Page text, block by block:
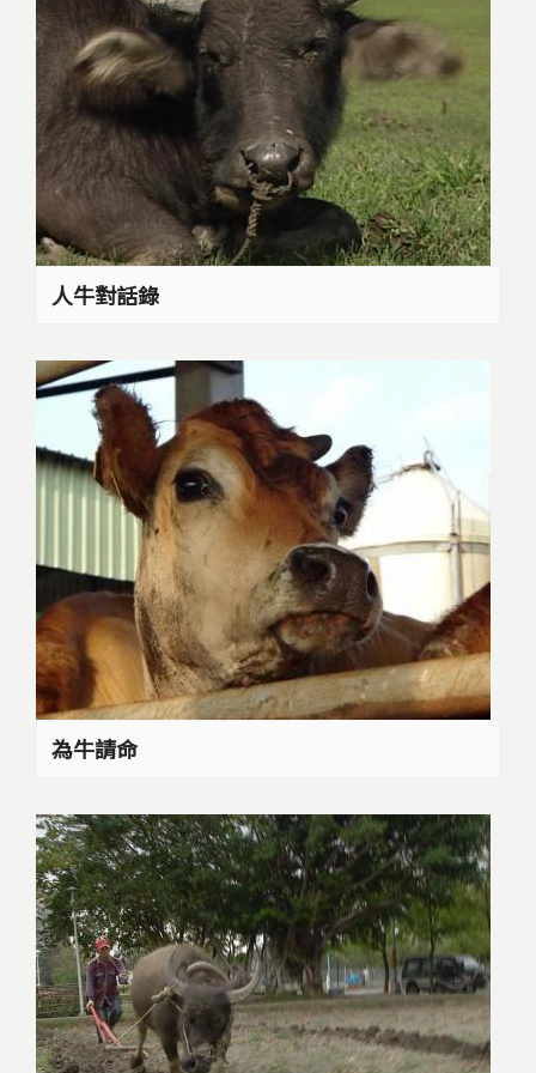
人牛對話錄
為牛請命